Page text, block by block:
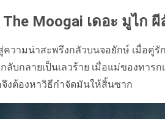
The Moogai เดอะ มูไก
วามน่าสะพรึงกลัวบนจอยักษ์ เมื่อคู่
ลับกลายเป็นเลวร้าย เมื่อแม่ของทาร
จึงต้องหาวิธีกำจัดมันให้สิ้นซาก